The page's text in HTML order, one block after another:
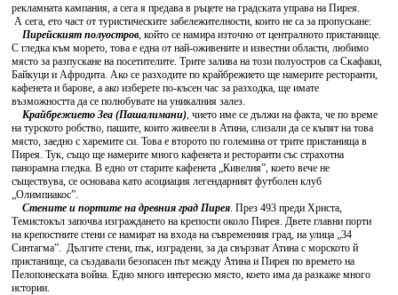
рекламната кампания, а сега я предава в ръцете на градската управа на Пирея.
А сега, ето част от туристическите забележителности, които не са за пропускане:
Пирейският полуостров, който се намира източно от централното пристанище.
С гледка към морето, това е една от най-оживените и известни области, любимо
място за разпускане на посетителите. Трите залива на този полуостров са Скафаки,
Байкуци и Афродита. Ако се разходите по крайбрежието ще намерите ресторанти,
кафенета и барове, а ако изберете по-късен час за разходка, ще имате
възможността да се полюбувате на уникалния залез.
Крайбрежието Зеа (Пашалимани), чието име се дължи на факта, че по време
на турското робство, пашите, които живеели в Атина, слизали да се къпят на това
място, заедно с харемите си. Това е второто по големина от трите пристанища в
Пирея. Тук, също ще намерите много кафенета и ресторанти със страхотна
панорамна гледка. В едно от старите кафенета „Кивелия”, което вече не
съществува, се основава като асоциация легендарният футболен клуб
„Олимпиакос”.
Стените и портите на древния град Пирея. През 493 преди Христа,
Темистокъл започва изграждането на крепости около Пирея. Двете главни порти
на крепостните стени се намират на входа на съвременния град, на улица „34
Синтагма”. Дългите стени, пък, изградени, за да свързват Атина с морското й
пристанище, са създавали безопасен път между Атина и Пирея по времето на
Пелопонеската война. Eдно много интересно място, което има да разкаже много
истории.